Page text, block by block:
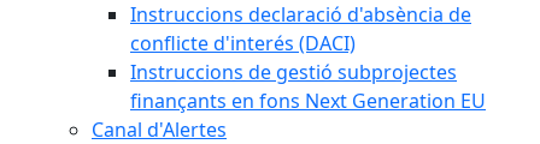
Instruccions declaració d'absència de
conflicte d'interés (DACI)
Instruccions de gestió subprojectes
finançants en fons Next Generation EU
Canal d'Alertes